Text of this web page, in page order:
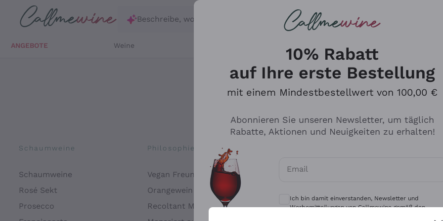
Zum Hauptinhalt springen
Beschreibe, wonach du suchst
ANGEBOTE Weine
Schaumweine
Schaumweine
Rosé Sekt
Prosecco
Philosophien
Vegan Freundlich
Orangewein
Recoltant Manipulant
Antinori
Ca' del Bosco
Gavi
10% Rabatt
auf Ihre erste Bestellung
mit einem Mindestbestellwert von 100,00 €
Abonnieren Sie unseren Newsletter, um täglich
Rabatte, Aktionen und Neuigkeiten zu erhalten!
Email
Optionale Einwilligungen zum Erhalt von
Ich bin damit einverstanden, Newsletter und
Werbemitteilungen von Callmewine gemäß den -